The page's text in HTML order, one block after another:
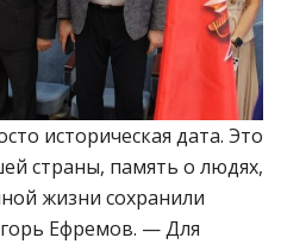
историческая дата. Это
страны, память о людях,
жизни сохранили
Ефремов. — Для